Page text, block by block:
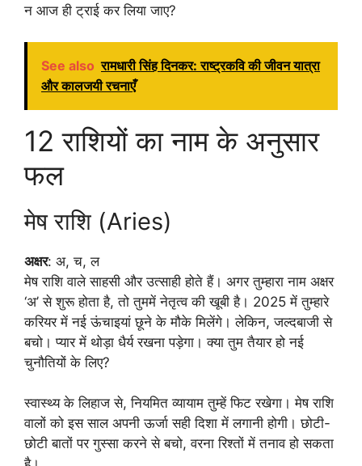
न आज ही ट्राई कर लिया जाए?
See also रामधारी सिंह दिनकर: राष्ट्रकवि की जीवन यात्रा
और कालजयी रचनाएँ
12 राशियों का नाम के अनुसार
फल
मेष राशि (Aries)
अक्षर: अ, च, ल
मेष राशि वाले साहसी और उत्साही होते हैं। अगर तुम्हारा नाम अक्षर
‘अ’ से शुरू होता है, तो तुममें नेतृत्व की खूबी है। 2025 में तुम्हारे
करियर में नई ऊंचाइयां छूने के मौके मिलेंगे। लेकिन, जल्दबाजी से
बचो। प्यार में थोड़ा धैर्य रखना पड़ेगा। क्या तुम तैयार हो नई
चुनौतियों के लिए?
स्वास्थ्य के लिहाज से, नियमित व्यायाम तुम्हें फिट रखेगा। मेष राशि
वालों को इस साल अपनी ऊर्जा सही दिशा में लगानी होगी। छोटी-
छोटी बातों पर गुस्सा करने से बचो, वरना रिश्तों में तनाव हो सकता